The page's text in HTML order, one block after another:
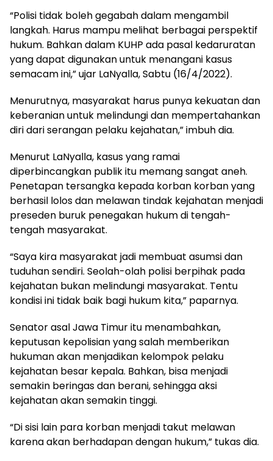
“Polisi tidak boleh gegabah dalam mengambil
langkah. Harus mampu melihat berbagai perspektif
hukum. Bahkan dalam KUHP ada pasal kedaruratan
yang dapat digunakan untuk menangani kasus
semacam ini,” ujar LaNyalla, Sabtu (16/4/2022).
Menurutnya, masyarakat harus punya kekuatan dan
keberanian untuk melindungi dan mempertahankan
diri dari serangan pelaku kejahatan,” imbuh dia.
Menurut LaNyalla, kasus yang ramai
diperbincangkan publik itu memang sangat aneh.
Penetapan tersangka kepada korban korban yang
berhasil lolos dan melawan tindak kejahatan menjadi
preseden buruk penegakan hukum di tengah-
tengah masyarakat.
“Saya kira masyarakat jadi membuat asumsi dan
tuduhan sendiri. Seolah-olah polisi berpihak pada
kejahatan bukan melindungi masyarakat. Tentu
kondisi ini tidak baik bagi hukum kita,” paparnya.
Senator asal Jawa Timur itu menambahkan,
keputusan kepolisian yang salah memberikan
hukuman akan menjadikan kelompok pelaku
kejahatan besar kepala. Bahkan, bisa menjadi
semakin beringas dan berani, sehingga aksi
kejahatan akan semakin tinggi.
“Di sisi lain para korban menjadi takut melawan
karena akan berhadapan dengan hukum,” tukas dia.